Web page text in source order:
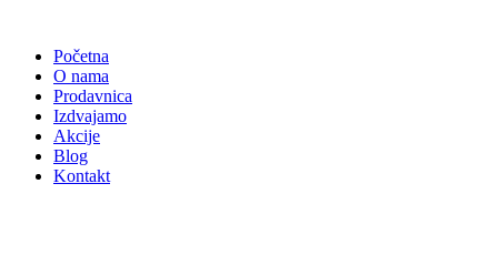
sadržajPočetna
O nama
Prodavnica
Izdvajamo
Akcije
Blog
Kontakt